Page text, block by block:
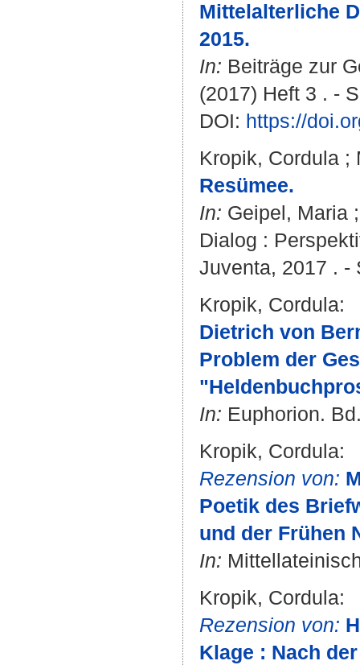
Mittelalterliche
2015.
In: Beiträge zur
(2017) Heft 3 . -
DOI: https://
Kropik, Cordula ;
Resümee.
In: Geipel, Maria
Dialog :
Juventa, 2017 . -
Kropik, Cordula:
Dietrich von
Problem der
In: Euphorion.
Kropik, Cordula:
Rezension von:
Poetik des
und der Frühen
In:
Kropik, Cordula:
Rezension von:
Klage : Nach